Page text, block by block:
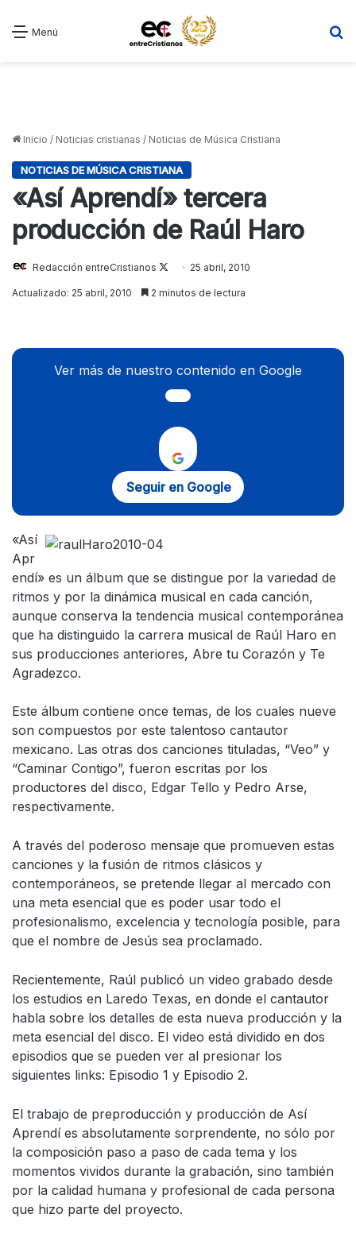
Menú
Inicio / Noticias cristianas / Noticias de Música Cristiana
NOTICIAS DE MÚSICA CRISTIANA
«Así Aprendí» tercera
producción de Raúl Haro
Redacción entreCristianos
Follow
on
25 abril, 2010
Actualizado: 25 abril, 2010 2 minutos de lectura
Ver más de nuestro contenido en Google
Seguir en Google
«Así
Apr
endí» es un álbum que se distingue por la variedad de
ritmos y por la dinámica musical en cada canción,
aunque conserva la tendencia musical contemporánea
que ha distinguido la carrera musical de Raúl Haro en
sus producciones anteriores, Abre tu Corazón y Te
Agradezco.
Este álbum contiene once temas, de los cuales nueve
son compuestos por este talentoso cantautor
mexicano. Las otras dos canciones tituladas, “Veo” y
“Caminar Contigo”, fueron escritas por los
productores del disco, Edgar Tello y Pedro Arse,
respectivamente.
A través del poderoso mensaje que promueven estas
canciones y la fusión de ritmos clásicos y
contemporáneos, se pretende llegar al mercado con
una meta esencial que es poder usar todo el
profesionalismo, excelencia y tecnología posible, para
que el nombre de Jesús sea proclamado.
Recientemente, Raúl publicó un video grabado desde
los estudios en Laredo Texas, en donde el cantautor
habla sobre los detalles de esta nueva producción y la
meta esencial del disco. El video está dividido en dos
episodios que se pueden ver al presionar los
siguientes links: Episodio 1 y Episodio 2.
El trabajo de preproducción y producción de Así
Aprendí es absolutamente sorprendente, no sólo por
la composición paso a paso de cada tema y los
momentos vividos durante la grabación, sino también
por la calidad humana y profesional de cada persona
que hizo parte del proyecto.